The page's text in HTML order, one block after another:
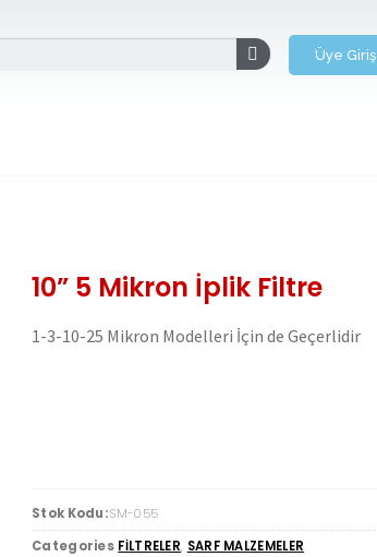
Üye Giriş
10” 5 Mikron İplik Filtre
1-3-10-25 Mikron Modelleri İçin de Geçerlidir
Stok Kodu:SM-055
Categories FİLTRELER, SARF MALZEMELER